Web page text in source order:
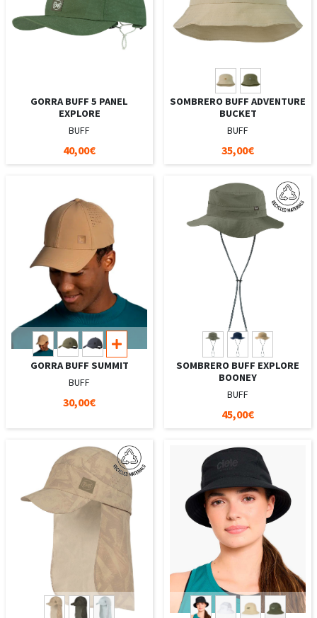
GORRA BUFF 5 PANEL
EXPLORE
BUFF
40,00€
SOMBRERO BUFF ADVENTURE
BUCKET
BUFF
35,00€
GORRA BUFF SUMMIT
BUFF
30,00€
SOMBRERO BUFF EXPLORE
BOONEY
BUFF
45,00€